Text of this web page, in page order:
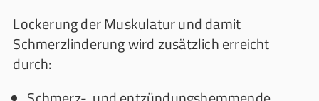
Lockerung der Muskulatur und damit
Schmerzlinderung wird zusätzlich erreicht
durch: